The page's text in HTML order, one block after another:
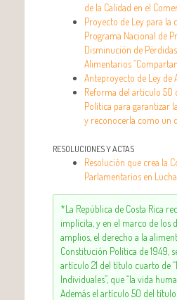
de la Calidad en el
Proyecto de Ley para la
Programa Nacional de
Disminución de
Alimentarios
Anteproyecto de Ley de
Reforma del artículo 50
Política para garantizar
y reconocerla como un
RESOLUCIONES Y ACTAS
Resolución que crea la
Parlamentarios en
*La República de Costa Rica
implícita, y en el marco de los
amplios, el derecho a la
Constitución Política de 1949,
artículo 21 del título cuarto de
Individuales”, que “la vida
Además el artículo 50 del